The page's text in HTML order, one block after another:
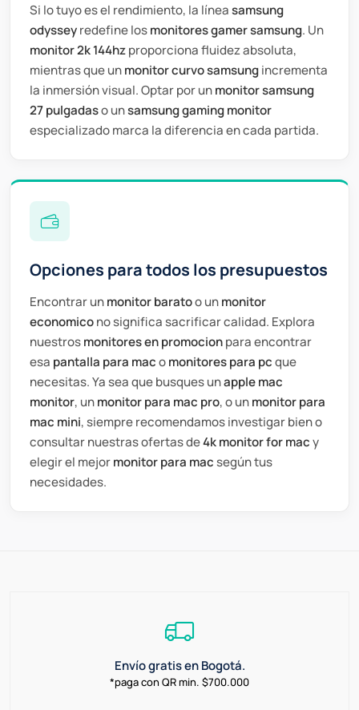
Si lo tuyo es el rendimiento, la línea samsung
odysseyredefine losmonitores gamer samsung. Un
monitor 2k 144hzproporciona fluidez absoluta,
mientras que unmonitor curvo samsungincrementa
la inmersión visual. Optar por unmonitor samsung
27 pulgadaso unsamsung gaming monitor
especializado marca la diferencia en cada partida.
Opciones para todos los presupuestos
Encontrar unmonitor baratoo unmonitor
economicono significa sacrificar calidad. Explora
nuestrosmonitores en promocionpara encontrar
esa pantalla para macomonitores para pcque
necesitas. Ya sea que busques unapple mac
monitor, unmonitor para mac pro, o unmonitor para
mac mini, siempre recomendamos investigar bien o
consultar nuestras ofertas de4k monitor for macy
elegir el mejormonitor para mac según tus
necesidades.
Envío gratis en Bogotá.
*paga con QR min. $700.000